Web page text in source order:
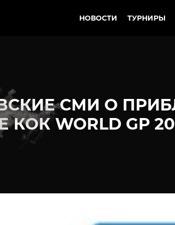
НОВОСТИ ТУРНИРЫ
СМИ О
КОК WORLD GP